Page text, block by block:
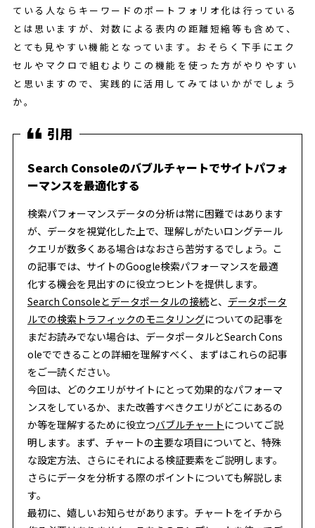
ている人ならキーワードのポートフォリオ化は行っている
とは思いますが、対数による表内の距離短縮等も含めて、
とても見やすい機能となっています。おそらく下手にエク
セルやマクロで組むよりこの機能を使った方がやりやすい
と思いますので、実践的に活用してみてはいかがでしょう
か。
Search Consoleのバブルチャートでサイトパフォ
ーマンスを最適化する
検索パフォーマンスデータの分析は常に困難ではあります
が、データを視覚化した上で、理解しがたいロングテール
クエリが数多くある場合はなおさら苦労するでしょう。こ
の記事では、サイトのGoogle検索パフォーマンスを最適
化する機会を見出すのに役立つヒントを提供します。
Search Consoleとデータポータルの接続と、 データポータ
ルでの検索トラフィックのモニタリングについての記事を
まだお読みでない場合は、データポータルとSearch Cons
oleでできることの詳細を理解すべく、まずはこれらの記事
をご一読ください。
今回は、どのクエリがサイトにとって効果的なパフォーマ
ンスをしているか、また改善すべきクエリがどこにあるの
か等を理解するために役立つバブルチャート についてご説
明します。まず、チャートの主要な項目についてと、特殊
な設定方法、さらにそれによる検証要素をご説明します。
さらにデータを分析する際のポイントについても解説しま
す。
最初に、嬉しいお知らせがあります。チャートをイチから